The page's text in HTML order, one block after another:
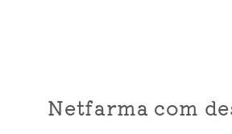
Netfarma com